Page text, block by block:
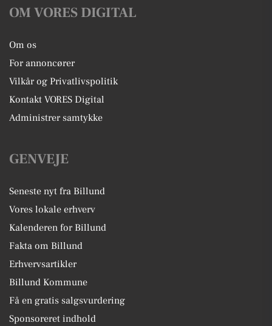
OM VORES DIGITAL
Om os
For annoncører
Vilkår og Privatlivspolitik
Kontakt VORES Digital
Administrer samtykke
GENVEJE
Seneste nyt fra Billund
Vores lokale erhverv
Kalenderen for Billund
Fakta om Billund
Erhvervsartikler
Billund Kommune
Få en gratis salgsvurdering
Sponsoreret indhold